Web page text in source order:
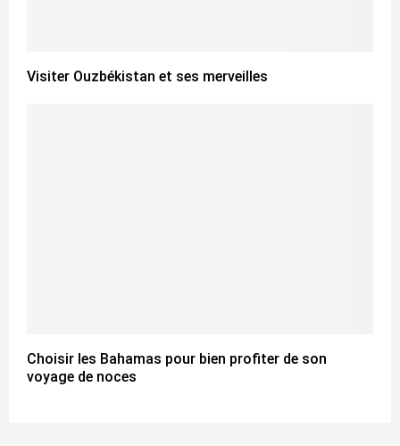
Visiter Ouzbékistan et ses merveilles
Choisir les Bahamas pour bien profiter de son
voyage de noces